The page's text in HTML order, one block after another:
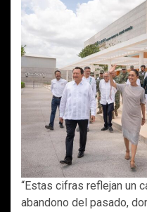
“Estas cifras reflejan un
abandono del pasado,